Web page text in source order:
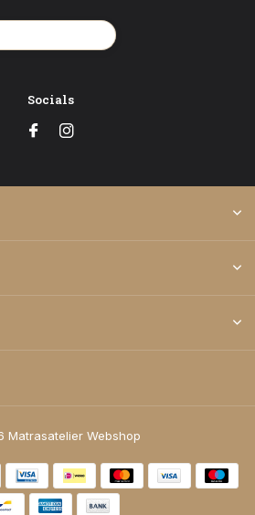
Socials
Matrasatelier Webshop